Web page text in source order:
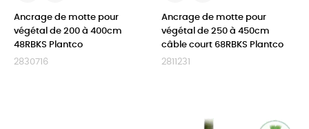
Ancrage de motte pour
végétal de 200 à 400cm
48RBKS Plantco
2830716
Ancrage de motte pour
végétal de 250 à 450cm
câble court 68RBKS Plantco
2811231